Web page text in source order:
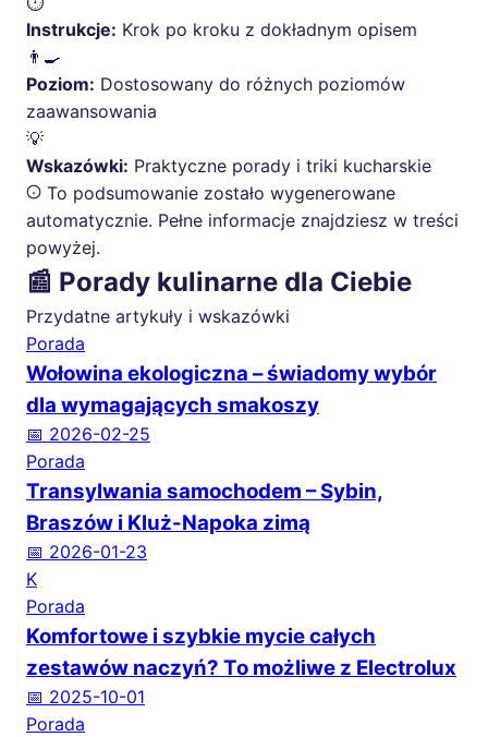
Instrukcje: Krok po kroku z dokładnym opisem
👨‍🍳
Poziom: Dostosowany do różnych poziomów
zaawansowania
💡
Wskazówki: Praktyczne porady i triki kucharskie
To podsumowanie zostało wygenerowane
automatycznie. Pełne informacje znajdziesz w treści
powyżej.
📰 Porady kulinarne dla Ciebie
Przydatne artykuły i wskazówki
Porada
Wołowina ekologiczna – świadomy wybór
dla wymagających smakoszy
📅 2026-02-25
Porada
Transylwania samochodem – Sybin,
Braszów i Kluż-Napoka zimą
📅 2026-01-23
K
Porada
Komfortowe i szybkie mycie całych
zestawów naczyń? To możliwe z Electrolux
📅 2025-10-01
Porada